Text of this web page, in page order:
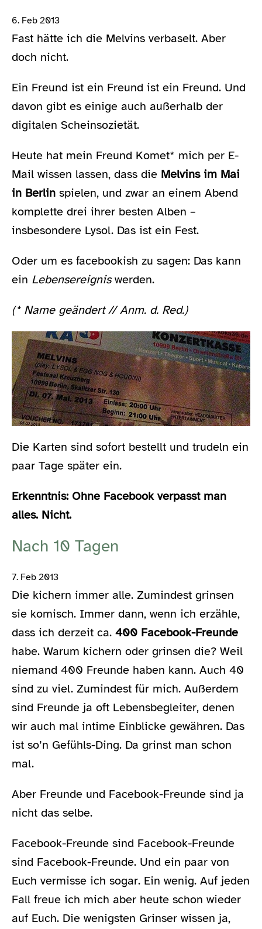
6. Feb 2013
Fast hätte ich die Melvins verbaselt. Aber
doch nicht.
Ein Freund ist ein Freund ist ein Freund. Und
davon gibt es einige auch außerhalb der
digitalen Scheinsozietät.
Heute hat mein Freund Komet* mich per E-
Mail wissen lassen, dass die Melvins im Mai
in Berlin spielen, und zwar an einem Abend
komplette drei ihrer besten Alben –
insbesondere Lysol. Das ist ein Fest.
Oder um es facebookish zu sagen: Das kann
ein Lebensereigniswerden.
(* Name geändert // Anm. d. Red.)
Die Karten sind sofort bestellt und trudeln ein
paar Tage später ein.
Erkenntnis: Ohne Facebook verpasst man
alles. Nicht.
Nach 10 Tagen
7. Feb 2013
Die kichern immer alle. Zumindest grinsen
sie komisch. Immer dann, wenn ich erzähle,
dass ich derzeit ca. 400 Facebook-Freunde
habe. Warum kichern oder grinsen die? Weil
niemand 400 Freunde haben kann. Auch 40
sind zu viel. Zumindest für mich. Außerdem
sind Freunde ja oft Lebensbegleiter, denen
wir auch mal intime Einblicke gewähren. Das
ist so’n Gefühls-Ding. Da grinst man schon
mal.
Aber Freunde und Facebook-Freunde sind ja
nicht das selbe.
Facebook-Freunde sind Facebook-Freunde
sind Facebook-Freunde. Und ein paar von
Euch vermisse ich sogar. Ein wenig. Auf jeden
Fall freue ich mich aber heute schon wieder
auf Euch. Die wenigsten Grinser wissen ja,